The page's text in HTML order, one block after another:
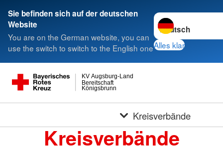
Sie befinden sich auf der deutschen
Website
You are on the German website, you can
use the switch to switch to the English one
Sprache wechseln
Alles klar
Königsbrunn
Bereitschaft
KV Augsburg-Land
Kreisverbände
Kreisverbände